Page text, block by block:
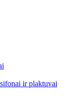
ir plaktuvai